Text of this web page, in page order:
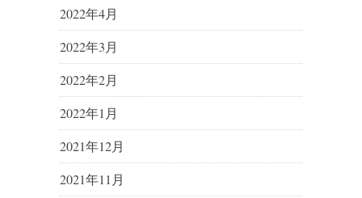
2022年4月
2022年3月
2022年2月
2022年1月
2021年12月
2021年11月